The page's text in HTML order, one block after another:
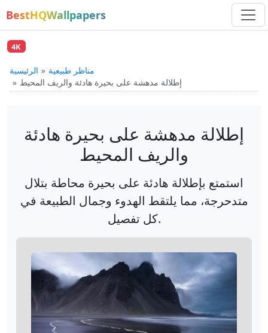
BestHQWallpapers
4K
الرئيسية
مناظر طبيعية
إطلالة مدهشة على بحيرة هادئة والريف المحيط
إطلالة مدهشة على بحيرة هادئة
والريف المحيط
استمتع بإطلالة هادئة على بحيرة محاطة بتلال
متدحرجة، مما يلتقط الهدوء وجمال الطبيعة في
كل تفصيل.